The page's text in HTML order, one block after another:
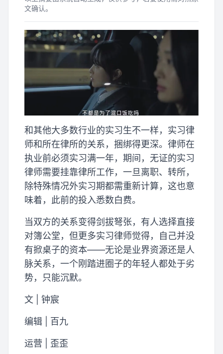
文确认。
和其他大多数行业的实习生不一样，实习律
师和所在律所的关系，捆绑得更深。律师在
执业前必须实习满一年，期间，无证的实习
律师需要挂靠律所工作，一旦离职、转所，
除特殊情况外实习期都需重新计算，这也意
味着，此前的投入悉数白费。
当双方的关系变得剑拔弩张，有人选择直接
对簿公堂，但更多实习律师觉得，自己并没
有掀桌子的资本——无论是业界资源还是人
脉关系，一个刚踏进圈子的年轻人都处于劣
势，只能沉默。
文 | 钟宸
编辑 | 百九
运营 | 歪歪